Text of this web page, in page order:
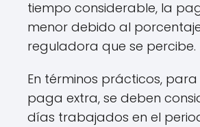
tiempo considerable, la
menor debido al
reguladora que se percibe.
En términos prácticos,
paga extra, se deben
días trabajados en el